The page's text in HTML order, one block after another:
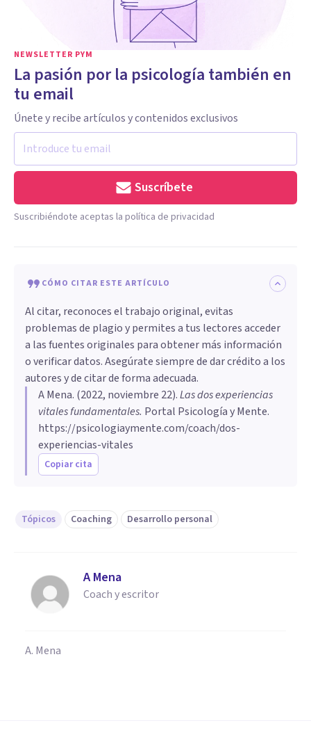
NEWSLETTER PYM
La pasión por la psicología también en
tu email
Únete y recibe artículos y contenidos exclusivos
Suscríbete
Suscribiéndote aceptas la política de privacidad
CÓMO CITAR ESTE ARTÍCULO
Al citar, reconoces el trabajo original, evitas
problemas de plagio y permites a tus lectores acceder
a las fuentes originales para obtener más información
o verificar datos. Asegúrate siempre de dar crédito a los
autores y de citar de forma adecuada.
A Mena. (2022, noviembre 22).Las dos experiencias
vitales fundamentales. Portal Psicología y Mente.
https://psicologiaymente.com/coach/dos-
experiencias-vitales
Copiar cita
Tópicos Coaching Desarrollo personal
A Mena
Coach y escritor
A. Mena